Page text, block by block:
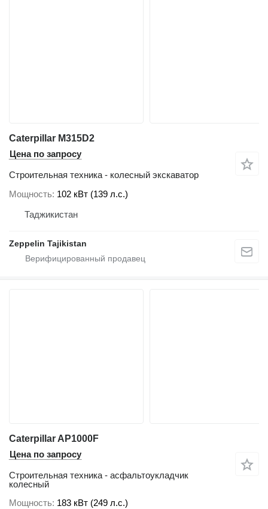
Caterpillar M315D2
Цена по запросу
Строительная техника - колесный экскаватор
Мощность 102 кВт (139 л.с.)
Таджикистан
Zeppelin Tajikistan
Caterpillar AP1000F
Цена по запросу
Строительная техника - асфальтоукладчик
колесный
Мощность 183 кВт (249 л.с.)